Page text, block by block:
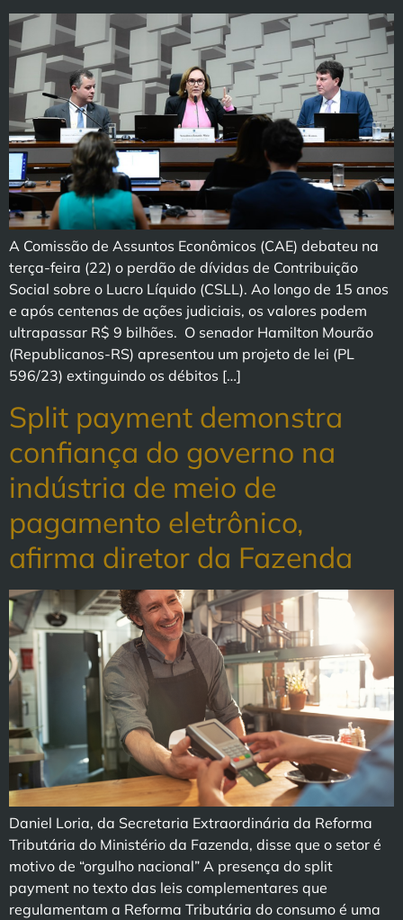
A Comissão de Assuntos Econômicos (CAE) debateu na
terça-feira (22) o perdão de dívidas de Contribuição
Social sobre o Lucro Líquido (CSLL). Ao longo de 15 anos
e após centenas de ações judiciais, os valores podem
ultrapassar R$ 9 bilhões. O senador Hamilton Mourão
(Republicanos-RS) apresentou um projeto de lei (PL
596/23) extinguindo os débitos […]
Split payment demonstra
confiança do governo na
indústria de meio de
pagamento eletrônico,
afirma diretor da Fazenda
Daniel Loria, da Secretaria Extraordinária da Reforma
Tributária do Ministério da Fazenda, disse que o setor é
motivo de “orgulho nacional” A presença do split
payment no texto das leis complementares que
regulamentam a Reforma Tributária do consumo é uma